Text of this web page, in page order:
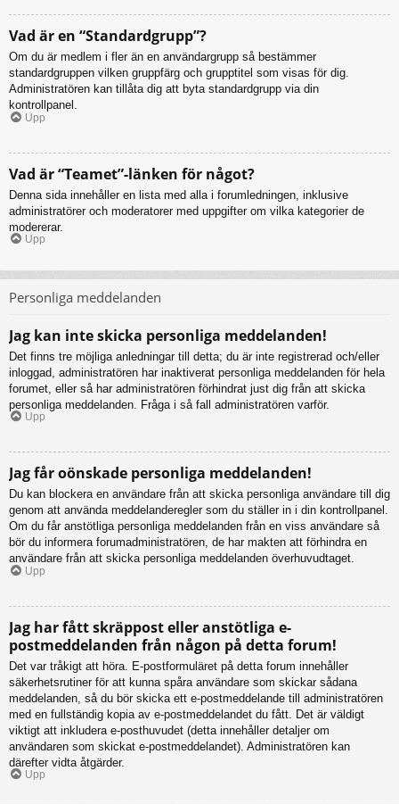
Vad är en “Standardgrupp”?
Om du är medlem i fler än en användargrupp så bestämmer
standardgruppen vilken gruppfärg och grupptitel som visas för dig.
Administratören kan tillåta dig att byta standardgrupp via din
kontrollpanel.
Upp
Vad är “Teamet”-länken för något?
Denna sida innehåller en lista med alla i forumledningen, inklusive
administratörer och moderatorer med uppgifter om vilka kategorier de
modererar.
Upp
Personliga meddelanden
Jag kan inte skicka personliga meddelanden!
Det finns tre möjliga anledningar till detta; du är inte registrerad och/eller
inloggad, administratören har inaktiverat personliga meddelanden för hela
forumet, eller så har administratören förhindrat just dig från att skicka
personliga meddelanden. Fråga i så fall administratören varför.
Upp
Jag får oönskade personliga meddelanden!
Du kan blockera en användare från att skicka personliga användare till dig
genom att använda meddelanderegler som du ställer in i din kontrollpanel.
Om du får anstötliga personliga meddelanden från en viss användare så
bör du informera forumadministratören, de har makten att förhindra en
användare från att skicka personliga meddelanden överhuvudtaget.
Upp
Jag har fått skräppost eller anstötliga e-
postmeddelanden från någon på detta forum!
Det var tråkigt att höra. E-postformuläret på detta forum innehåller
säkerhetsrutiner för att kunna spåra användare som skickar sådana
meddelanden, så du bör skicka ett e-postmeddelande till administratören
med en fullständig kopia av e-postmeddelandet du fått. Det är väldigt
viktigt att inkludera e-posthuvudet (detta innehåller detaljer om
användaren som skickat e-postmeddelandet). Administratören kan
därefter vidta åtgärder.
Upp